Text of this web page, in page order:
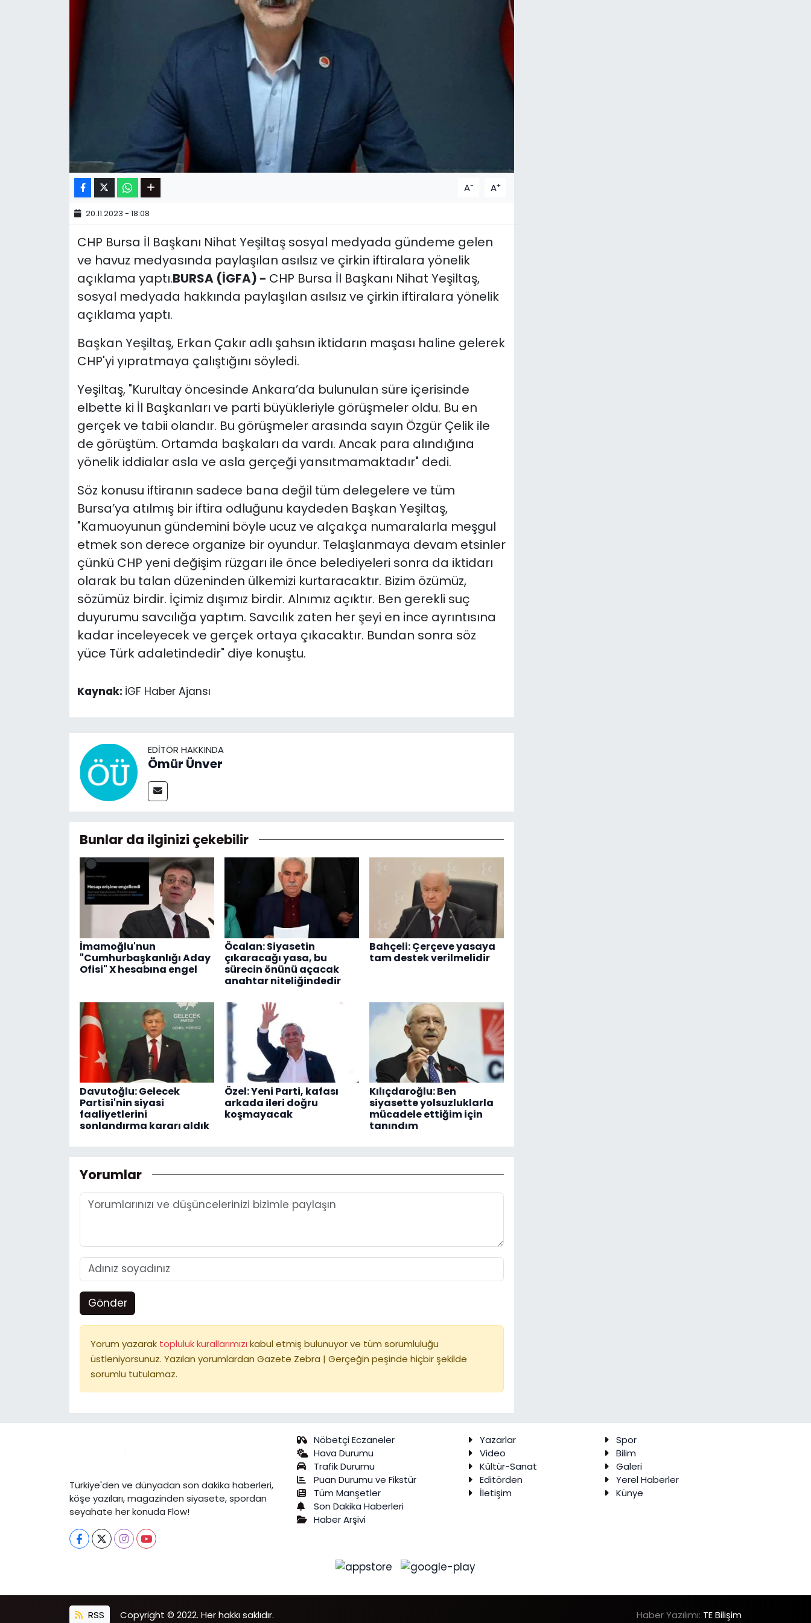
A- A+
20.11.2023 - 18:08
CHP Bursa İl Başkanı Nihat Yeşiltaş sosyal medyada gündeme gelen
ve havuz medyasında paylaşılan asılsız ve çirkin iftiralara yönelik
açıklama yaptı.BURSA (İGFA) - CHP Bursa İl Başkanı Nihat Yeşiltaş,
sosyal medyada hakkında paylaşılan asılsız ve çirkin iftiralara yönelik
açıklama yaptı.
Başkan Yeşiltaş, Erkan Çakır adlı şahsın iktidarın maşası haline gelerek
CHP'yi yıpratmaya çalıştığını söyledi.
Yeşiltaş, "Kurultay öncesinde Ankara’da bulunulan süre içerisinde
elbette ki İl Başkanları ve parti büyükleriyle görüşmeler oldu. Bu en
gerçek ve tabii olandır. Bu görüşmeler arasında sayın Özgür Çelik ile
de görüştüm. Ortamda başkaları da vardı. Ancak para alındığına
yönelik iddialar asla ve asla gerçeği yansıtmamaktadır" dedi.
Söz konusu iftiranın sadece bana değil tüm delegelere ve tüm
Bursa’ya atılmış bir iftira odluğunu kaydeden Başkan Yeşiltaş,
"Kamuoyunun gündemini böyle ucuz ve alçakça numaralarla meşgul
etmek son derece organize bir oyundur. Telaşlanmaya devam etsinler
çünkü CHP yeni değişim rüzgarı ile önce belediyeleri sonra da iktidarı
olarak bu talan düzeninden ülkemizi kurtaracaktır. Bizim özümüz,
sözümüz birdir. İçimiz dışımız birdir. Alnımız açıktır. Ben gerekli suç
duyurumu savcılığa yaptım. Savcılık zaten her şeyi en ince ayrıntısına
kadar inceleyecek ve gerçek ortaya çıkacaktır. Bundan sonra söz
yüce Türk adaletindedir" diye konuştu.
Kaynak: İGF Haber Ajansı
EDITÖR HAKKINDA
Ömür Ünver
Bunlar da ilginizi çekebilir
İmamoğlu'nun
"Cumhurbaşkanlığı Aday
Ofisi" X hesabına engel
Öcalan: Siyasetin
çıkaracağı yasa, bu
sürecin önünü açacak
anahtar niteliğindedir
Bahçeli: Çerçeve yasaya
tam destek verilmelidir
Davutoğlu: Gelecek
Partisi'nin siyasi
faaliyetlerini
sonlandırma kararı aldık
Özel: Yeni Parti, kafası
arkada ileri doğru
koşmayacak
Kılıçdaroğlu: Ben
siyasette yolsuzluklarla
mücadele ettiğim için
tanındım
Yorumlar
Gönder
Yorum yazarak topluluk kurallarımızı kabul etmiş bulunuyor ve tüm sorumluluğu
üstleniyorsunuz. Yazılan yorumlardan Gazete Zebra | Gerçeğin peşinde hiçbir şekilde
sorumlu tutulamaz.
Türkiye'den ve dünyadan son dakika haberleri,
köşe yazıları, magazinden siyasete, spordan
seyahate her konuda Flow!
Nöbetçi Eczaneler
Hava Durumu
Trafik Durumu
Puan Durumu ve Fikstür
Tüm Manşetler
Son Dakika Haberleri
Haber Arşivi
Yazarlar
Spor
Video
Bilim
Kültür-Sanat
Galeri
Editörden
Yerel Haberler
İletişim
Künye
RSS Copyright © 2022. Her hakkı saklıdır. Haber Yazılımı: TE Bilişim